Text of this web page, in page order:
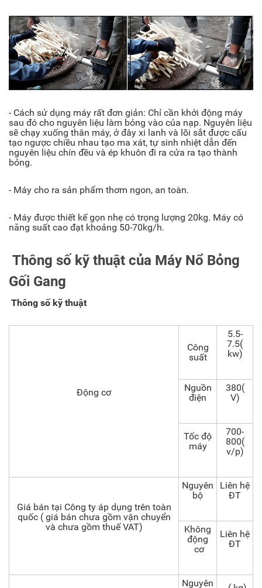
- Cách sử dụng máy rất đơn giản: Chỉ cần khởi động máy
sau đó cho nguyên liệu làm bỏng vào của nạp. Nguyên liệu
sẽ chạy xuống thân máy, ở đây xi lanh và lõi sắt được cấu
tạo ngược chiều nhau tạo ma xát, tự sinh nhiệt dẫn đến
nguyên liệu chín đều và ép khuôn đi ra cửa ra tạo thành
bỏng.
- Máy cho ra sản phẩm thơm ngon, an toàn.
- Máy được thiết kế gọn nhẹ có trọng lượng 20kg. Máy có
năng suất cao đạt khoảng 50-70kg/h.
Thông số kỹ thuật của Máy Nổ Bỏng
Gối Gang
Thông số kỹ thuật
Động cơ
Công
suất
5.5-
7.5(
kw)
Nguồn
điện
380(
V)
Tốc độ
máy
700-
800(
v/p)
Giá bán tại Công ty áp dụng trên toàn
quốc ( giá bán chưa gồm vận chuyển
và chưa gồm thuế VAT)
Nguyên
bộ
Liên hệ
ĐT
Không
động
cơ
Liên hệ
ĐT
Nguyên